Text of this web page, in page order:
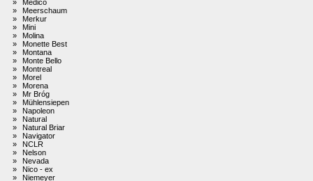
»
Medico
»
Meerschaum
»
Merkur
»
Mini
»
Molina
»
Monette Best
»
Montana
»
Monte Bello
»
Montreal
»
Morel
»
Morena
»
Mr Bróg
»
Mühlensiepen
»
Napoleon
»
Natural
»
Natural Briar
»
Navigator
»
NCLR
»
Nelson
»
Nevada
»
Nico - ex
»
Niemeyer